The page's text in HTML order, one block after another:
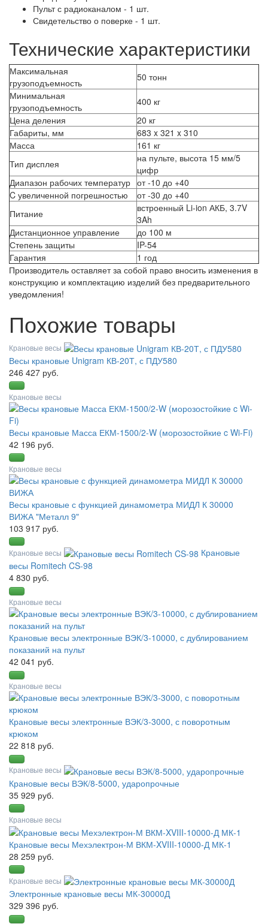
Пульт с радиоканалом - 1 шт.
Свидетельство о поверке - 1 шт.
Технические характеристики
Максимальная
грузоподъемность
50 тонн
Минимальная
грузоподъемность
400 кг
Цена деления
20 кг
Габариты, мм
683 x 321 x 310
Масса
161 кг
Тип дисплея
на пульте, высота 15 мм/5
цифр
Диапазон рабочих температур от -10 до +40
C увеличенной погрешностью
от -30 до +40
Питание
встроенный Li-ion АКБ, 3.7V
3Ah
Дистанционное управление
до 100 м
Степень защиты
IP-54
Гарантия
1 год
Производитель оставляет за собой право вносить изменения в
конструкцию и комплектацию изделий без предварительного
уведомления!
Похожие товары
Крановые весы
Весы крановые Unigram КВ-20Т, с ПДУ580
246 427 руб.
Крановые весы
Весы крановые Масса ЕКМ-1500/2-W (морозостойкие c Wi-Fi)
42 196 руб.
Крановые весы
Весы крановые с функцией динамометра МИДЛ К 30000
ВИЖА "Металл 9"
103 917 руб.
Крановые весы
Крановые
весы Romitech CS-98
4 830 руб.
Крановые весы
Крановые весы электронные ВЭК/3-10000, с дублированием
показаний на пульт
42 041 руб.
Крановые весы
Крановые весы электронные ВЭК/3-3000, с поворотным
крюком
22 818 руб.
Крановые весы
Крановые весы ВЭК/8-5000, ударопрочные
35 929 руб.
Крановые весы
Крановые весы Мехэлектрон-М ВКМ-XVIII-10000-Д МК-1
28 259 руб.
Крановые весы
Электронные крановые весы МК-30000Д
329 396 руб.